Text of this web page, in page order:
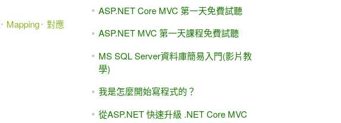
Mapping 對應
ASP.NET Core MVC 第一天免費試聽
ASP.NET MVC 第一天課程免費試聽
MS SQL Server資料庫簡易入門(影片教
學)
我是怎麼開始寫程式的？
從ASP.NET 快速升級 .NET Core MVC